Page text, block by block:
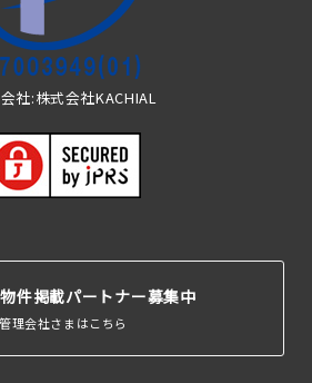
社:株式会社KACHIAL
件掲載パートナー募集中
管理会社さまはこちら